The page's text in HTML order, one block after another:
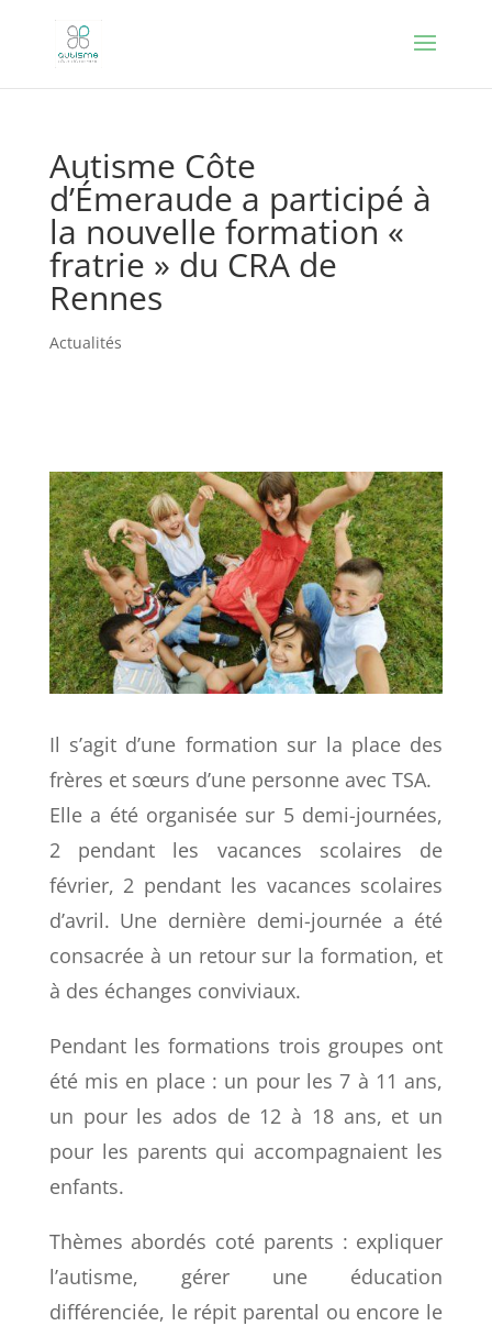
Autisme Côte
d’Émeraude a participé à
la nouvelle formation «
fratrie » du CRA de
Rennes
Actualités
Il s’agit d’une formation sur la place des
frères et sœurs d’une personne avec TSA.
Elle a été organisée sur 5 demi-journées,
2 pendant les vacances scolaires de
février, 2 pendant les vacances scolaires
d’avril. Une dernière demi-journée a été
consacrée à un retour sur la formation, et
à des échanges conviviaux.
Pendant les formations trois groupes ont
été mis en place : un pour les 7 à 11 ans,
un pour les ados de 12 à 18 ans, et un
pour les parents qui accompagnaient les
enfants.
Thèmes abordés coté parents : expliquer
l’autisme, gérer une éducation
différenciée, le répit parental ou encore le